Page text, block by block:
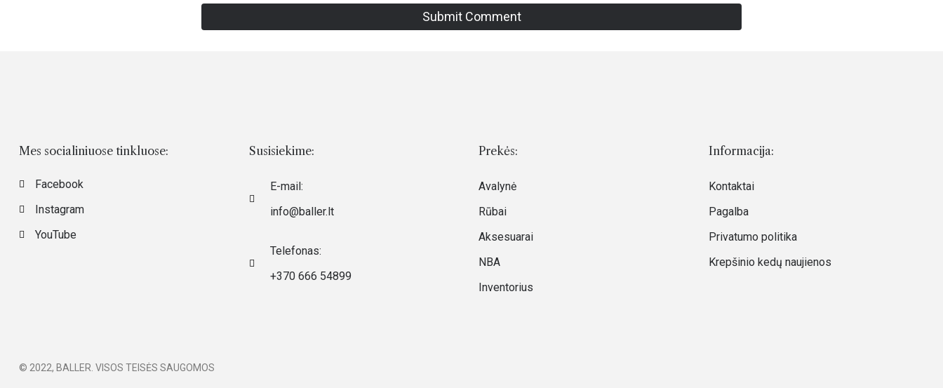
Mes socialiniuose tinkluose:
Facebook
Instagram
YouTube
Susisiekime:
E-mail:
info@baller.lt
Telefonas:
+370 666 54899
Prekės:
Avalynė
Rūbai
Aksesuarai
NBA
Inventorius
Informacija:
Kontaktai
Pagalba
Privatumo politika
Krepšinio kedų naujienos
© 2022, BALLER. VISOS TEISĖS SAUGOMOS